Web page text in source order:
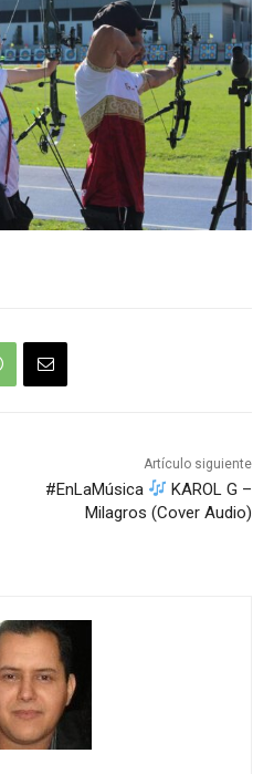
Artículo siguiente
#EnLaMúsica
KAROL G –
Milagros (Cover Audio)